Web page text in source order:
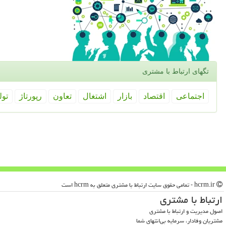
تگهای ارتباط با مشتری
اجتماعی اقتصاد بازار اشتغال تعاون رپورتاژ
ارتباط با مشتری
اصول مدیریت و ارتباط با مشتری
مشتریان وفادار، سرمایه بی‌انتهای شما